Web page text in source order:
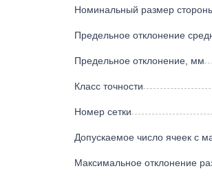
Номинальный размер
Предельное отклонение
Предельное отклонение, мм
Класс точности
Номер сетки
Допускаемое число ячеек с
Максимальное отклонение